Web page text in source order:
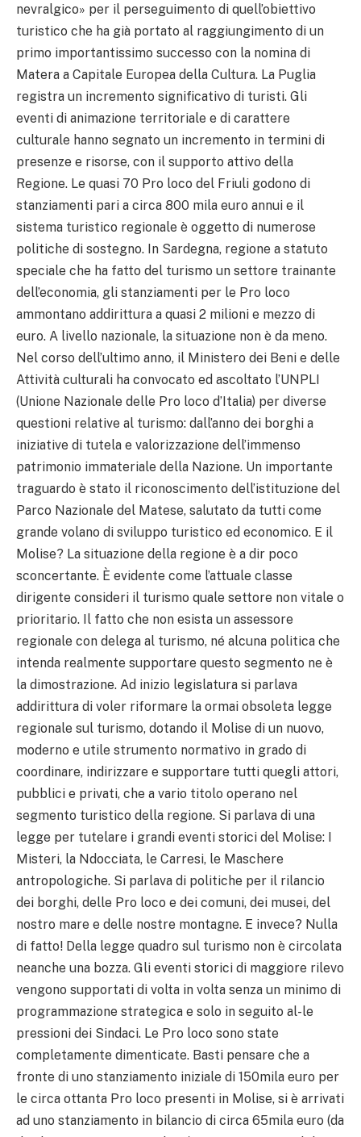
nevralgico» per il perseguimento di quell’obiettivo
turistico che ha già portato al raggiungimento di un
primo importantissimo successo con la nomina di
Matera a Capitale Europea della Cultura. La Puglia
registra un incremento significativo di turisti. Gli
eventi di animazione territoriale e di carattere
culturale hanno segnato un incremento in termini di
presenze e risorse, con il supporto attivo della
Regione. Le quasi 70 Pro loco del Friuli godono di
stanziamenti pari a circa 800 mila euro annui e il
sistema turistico regionale è oggetto di numerose
politiche di sostegno. In Sardegna, regione a statuto
speciale che ha fatto del turismo un settore trainante
dell’economia, gli stanziamenti per le Pro loco
ammontano addirittura a quasi 2 milioni e mezzo di
euro. A livello nazionale, la situazione non è da meno.
Nel corso dell’ultimo anno, il Ministero dei Beni e delle
Attività culturali ha convocato ed ascoltato l’UNPLI
(Unione Nazionale delle Pro loco d’Italia) per diverse
questioni relative al turismo: dall’anno dei borghi a
iniziative di tutela e valorizzazione dell’immenso
patrimonio immateriale della Nazione. Un importante
traguardo è stato il riconoscimento dell’istituzione del
Parco Nazionale del Matese, salutato da tutti come
grande volano di sviluppo turistico ed economico. E il
Molise? La situazione della regione è a dir poco
sconcertante. È evidente come l’attuale classe
dirigente consideri il turismo quale settore non vitale o
prioritario. Il fatto che non esista un assessore
regionale con delega al turismo, né alcuna politica che
intenda realmente supportare questo segmento ne è
la dimostrazione. Ad inizio legislatura si parlava
addirittura di voler riformare la ormai obsoleta legge
regionale sul turismo, dotando il Molise di un nuovo,
moderno e utile strumento normativo in grado di
coordinare, indirizzare e supportare tutti quegli attori,
pubblici e privati, che a vario titolo operano nel
segmento turistico della regione. Si parlava di una
legge per tutelare i grandi eventi storici del Molise: I
Misteri, la Ndocciata, le Carresi, le Maschere
antropologiche. Si parlava di politiche per il rilancio
dei borghi, delle Pro loco e dei comuni, dei musei, del
nostro mare e delle nostre montagne. E invece? Nulla
di fatto! Della legge quadro sul turismo non è circolata
neanche una bozza. Gli eventi storici di maggiore rilevo
vengono supportati di volta in volta senza un minimo di
programmazione strategica e solo in seguito al-le
pressioni dei Sindaci. Le Pro loco sono state
completamente dimenticate. Basti pensare che a
fronte di uno stanziamento iniziale di 150mila euro per
le circa ottanta Pro loco presenti in Molise, si è arrivati
ad uno stanziamento in bilancio di circa 65mila euro (da